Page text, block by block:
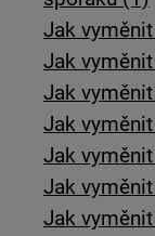
Jak
Jak
Jak
Jak
Jak
Jak
Jak